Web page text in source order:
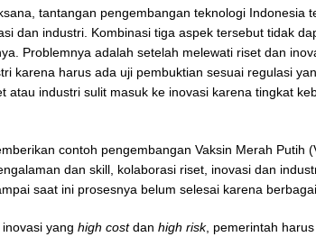
tantangan pengembangan teknologi Indonesia
dan industri. Kombinasi tiga aspek tersebut tidak
Problemnya adalah setelah melewati riset dan
karena harus ada uji pembuktian sesuai regulasi
atau industri sulit masuk ke inovasi karena tingkat
contoh pengembangan Vaksin Merah Putih
dan skill, kolaborasi riset, inovasi dan
saat ini prosesnya belum selesai karena
inovasi yanghigh costdanhigh risk, pemerintah